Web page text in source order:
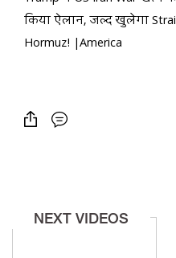
किया ऐलान, जल्द खुलेगा
Hormuz! |America
NEXT VIDEOS